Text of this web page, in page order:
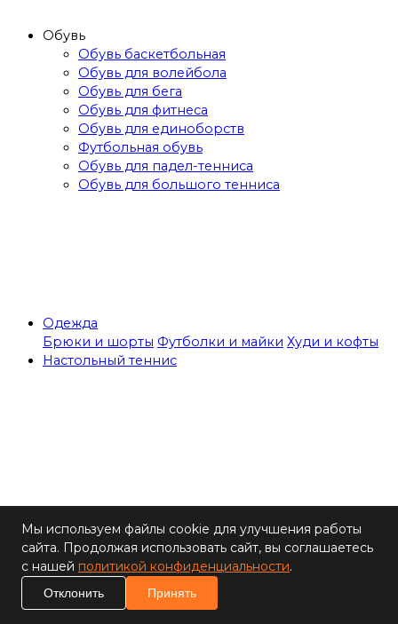
Обувь
Обувь баскетбольная
Обувь для волейбола
Обувь для бега
Обувь для фитнеса
Обувь для единоборств
Футбольная обувь
Обувь для падел-тенниса
Обувь для большого тенниса
Одежда
Брюки и шорты Футболки и майки Худи и кофты
Настольный теннис
Ракетки
Накладки для
ракеток
ракеток
Мы используем файлы cookie для улучшения работы
сайта. Продолжая использовать сайт, вы соглашаетесь
с нашей политикой конфиденциальности.
Отклонить Принять